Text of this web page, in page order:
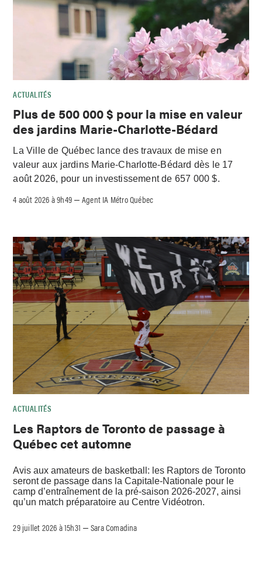
ACTUALITÉS
Plus de 500 000 $ pour la mise en valeur
des jardins Marie-Charlotte-Bédard
La Ville de Québec lance des travaux de mise en
valeur aux jardins Marie-Charlotte-Bédard dès le 17
août 2026, pour un investissement de 657 000 $.
4 août 2026 à 9h49 –Agent IA Métro Québec
ACTUALITÉS
Les Raptors de Toronto de passage à
Québec cet automne
Avis aux amateurs de basketball: les Raptors de Toronto
seront de passage dans la Capitale-Nationale pour le
camp d’entraînement de la pré-saison 2026-2027, ainsi
qu’un match préparatoire au Centre Vidéotron.
29 juillet 2026 à 15h31 –Sara Comadina